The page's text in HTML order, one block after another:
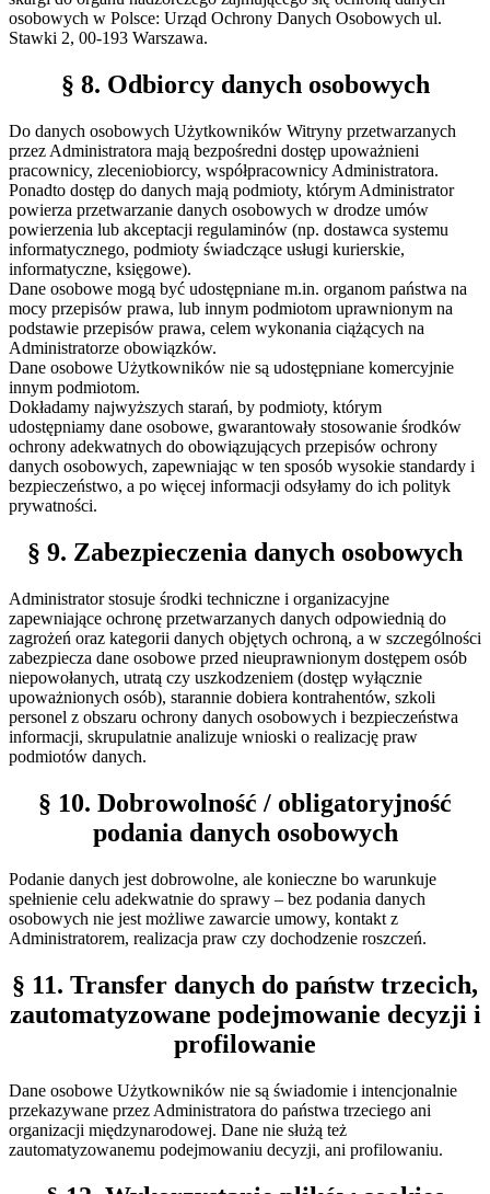
osobowych w Polsce: Urząd Ochrony Danych Osobowych ul.
Stawki 2, 00-193 Warszawa.
§ 8. Odbiorcy danych osobowych
Do danych osobowych Użytkowników Witryny przetwarzanych
przez Administratora mają bezpośredni dostęp upoważnieni
pracownicy, zleceniobiorcy, współpracownicy Administratora.
Ponadto dostęp do danych mają podmioty, którym Administrator
powierza przetwarzanie danych osobowych w drodze umów
powierzenia lub akceptacji regulaminów (np. dostawca systemu
informatycznego, podmioty świadczące usługi kurierskie,
informatyczne, księgowe).
Dane osobowe mogą być udostępniane m.in. organom państwa na
mocy przepisów prawa, lub innym podmiotom uprawnionym na
podstawie przepisów prawa, celem wykonania ciążących na
Administratorze obowiązków.
Dane osobowe Użytkowników nie są udostępniane komercyjnie
innym podmiotom.
Dokładamy najwyższych starań, by podmioty, którym
udostępniamy dane osobowe, gwarantowały stosowanie środków
ochrony adekwatnych do obowiązujących przepisów ochrony
danych osobowych, zapewniając w ten sposób wysokie standardy i
bezpieczeństwo, a po więcej informacji odsyłamy do ich polityk
prywatności.
§ 9. Zabezpieczenia danych osobowych
Administrator stosuje środki techniczne i organizacyjne
zapewniające ochronę przetwarzanych danych odpowiednią do
zagrożeń oraz kategorii danych objętych ochroną, a w szczególności
zabezpiecza dane osobowe przed nieuprawnionym dostępem osób
niepowołanych, utratą czy uszkodzeniem (dostęp wyłącznie
upoważnionych osób), starannie dobiera kontrahentów, szkoli
personel z obszaru ochrony danych osobowych i bezpieczeństwa
informacji, skrupulatnie analizuje wnioski o realizację praw
podmiotów danych.
§ 10. Dobrowolność / obligatoryjność
podania danych osobowych
Podanie danych jest dobrowolne, ale konieczne bo warunkuje
spełnienie celu adekwatnie do sprawy – bez podania danych
osobowych nie jest możliwe zawarcie umowy, kontakt z
Administratorem, realizacja praw czy dochodzenie roszczeń.
§ 11. Transfer danych do państw trzecich,
zautomatyzowane podejmowanie decyzji i
profilowanie
Dane osobowe Użytkowników nie są świadomie i intencjonalnie
przekazywane przez Administratora do państwa trzeciego ani
organizacji międzynarodowej. Dane nie służą też
zautomatyzowanemu podejmowaniu decyzji, ani profilowaniu.